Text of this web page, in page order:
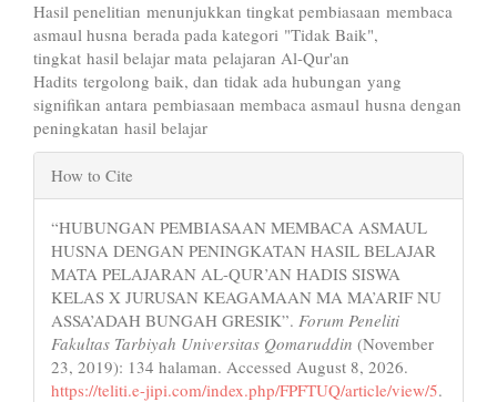
Hasil penelitian menunjukkan tingkat pembiasaan membaca
asmaul husna berada pada kategori "Tidak Baik",
tingkat hasil belajar mata pelajaran Al-Qur'an
Hadits tergolong baik, dan tidak ada hubungan yang
signifikan antara pembiasaan membaca asmaul husna dengan
peningkatan hasil belajar
Article
Details
How to Cite
“HUBUNGAN PEMBIASAAN MEMBACA ASMAUL
HUSNA DENGAN PENINGKATAN HASIL BELAJAR
MATA PELAJARAN AL-QUR’AN HADIS SISWA
KELAS X JURUSAN KEAGAMAAN MA MA’ARIF NU
ASSA’ADAH BUNGAH GRESIK”. Forum Peneliti
Fakultas Tarbiyah Universitas Qomaruddin (November
23, 2019): 134 halaman. Accessed August 8, 2026.
https://teliti.e-jipi.com/index.php/FPFTUQ/article/view/5.